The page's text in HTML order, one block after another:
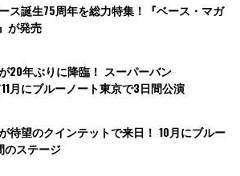
ス誕生75周年を総力特集！『ベース・マガ
が発売
20年ぶりに降臨！ スーパーバン
11月にブルーノート東京で3日間公演
待望のクインテットで来日！ 10月にブルー
のステージ